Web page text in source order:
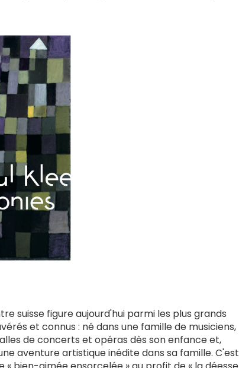
suisse figure aujourd'hui parmi les plus grands
et connus : né dans une famille de musiciens,
de concerts et opéras dès son enfance et,
aventure artistique inédite dans sa famille. C'est